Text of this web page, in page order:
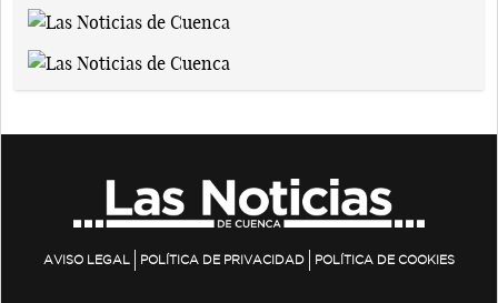
AVISO LEGAL POLÍTICA DE PRIVACIDAD POLÍTICA DE COOKIES